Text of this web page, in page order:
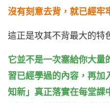
沒有刻意去背，就已經牢
這正是攻其不背最大的特
它並不是一次塞給你大量
習已經學過的內容，再加
知新」真正落實在每堂課